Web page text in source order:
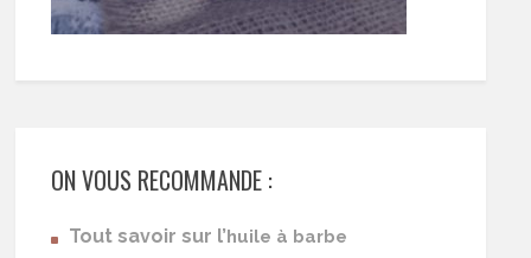
ON VOUS RECOMMANDE :
Tout savoir sur l’huile à barbe